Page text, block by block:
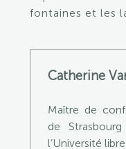
fontaines et les
Catherine
Maître de
de
l’Université